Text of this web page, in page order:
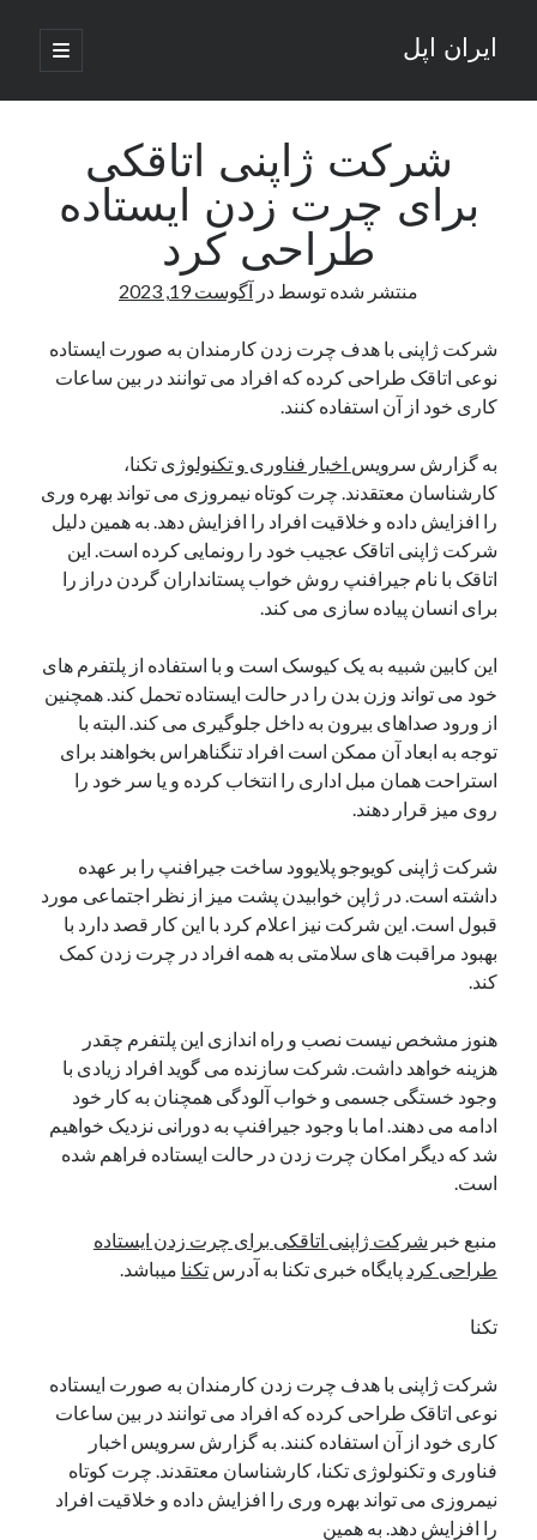
ایران اپل
باز
کردن
اصلی
نوار
کناری
جستجو
نوشته‌های تازه
راه‌های اتصال موبایل و کامپیوتر به یکدیگر: تجربه‌ای یکپارچه و کاربردی
انتقاد کاربران از اتمام زودهنگام بسته‌های اینترنت ایرانسل همزمان با شرایط
ادعای نت‌بلاکس: قطعی اینترنت ایران بیش از 120 ساعت ادامه یافت؛ اتصال
کشور به حدود یک درصد رسید
قطعی اینترنت در ایران از مرز 48 ساعت گذشت!
گوشی HMD Luma با دوربین 50 مگاپیکسل و نمایشگر 120 هرتز رونمایی شد
آخرین دیدگاه‌ها
یک نویسنده دیدگاه وردپرسدرتعمیرات تخصصی فیس آیدی
بایگانی‌ها
مارس 2026
فوریه 2026
ژانویه 2026
دسامبر 2025
نوامبر 2025
جولای 2025
ژوئن 2025
می 2025
آوریل 2025
مارس 2025
ژانویه 2025
دسامبر 2024
نوامبر 2024
اکتبر 2024
سپتامبر 2024
آگوست 2024
ژوئن 2024
می 2024
مارس 2024
ژانویه 2024
دسامبر 2023
نوامبر 2023
اکتبر 2023
سپتامبر 2023
آگوست 2023
شرکت ژاپنی اتاقکی
برای چرت زدن ایستاده
طراحی کرد
منتشر شده توسط در آگوست 19, 2023
شرکت ژاپنی با هدف چرت زدن کارمندان به صورت ایستاده
نوعی اتاقک طراحی کرده که افراد می توانند در بین ساعات
کاری خود از آن استفاده کنند.
به گزارش سرویس اخبار فناوری و تکنولوژی تکنا،
کارشناسان معتقدند. چرت کوتاه نیمروزی می تواند بهره وری
را افزایش داده و خلاقیت افراد را افزایش دهد. به همین دلیل
شرکت ژاپنی اتاقک عجیب خود را رونمایی کرده است. این
اتاقک با نام جیرافنپ روش خواب پستانداران گردن دراز را
برای انسان پیاده سازی می کند.
این کابین شبیه به یک کیوسک است و با استفاده از پلتفرم های
خود می تواند وزن بدن را در حالت ایستاده تحمل کند‌. همچنین
از ورود صداهای بیرون به داخل جلوگیری می کند. البته با
توجه به ابعاد آن ممکن است افراد تنگناهراس بخواهند برای
استراحت همان مبل اداری را انتخاب کرده و یا سر خود را
روی میز قرار دهند.
شرکت ژاپنی کویوجو پلایوود ساخت جیرافنپ را بر عهده
داشته است. در ژاپن خوابیدن پشت میز از نظر اجتماعی مورد
قبول است. این شرکت نیز اعلام کرد با این کار قصد دارد با
بهبود مراقبت های سلامتی به همه افراد در چرت زدن کمک
کند.
هنوز مشخص نیست نصب و راه اندازی این پلتفرم چقدر
هزینه خواهد داشت. شرکت سازنده می گوید افراد زیادی با
وجود خستگی جسمی و خواب آلودگی همچنان به کار خود
ادامه می دهند. اما با وجود جیرافنپ به دورانی نزدیک خواهیم
شد که دیگر امکان چرت زدن در حالت ایستاده فراهم شده
است.
منبع خبر شرکت ژاپنی اتاقکی برای چرت زدن ایستاده
طراحی کرد پایگاه خبری تکنا به آدرستکنا میباشد.
تکنا
شرکت ژاپنی با هدف چرت زدن کارمندان به صورت ایستاده
نوعی اتاقک طراحی کرده که افراد می توانند در بین ساعات
کاری خود از آن استفاده کنند. به گزارش سرویس اخبار
فناوری و تکنولوژی تکنا، کارشناسان معتقدند. چرت کوتاه
نیمروزی می تواند بهره وری را افزایش داده و خلاقیت افراد
را افزایش دهد. به همین